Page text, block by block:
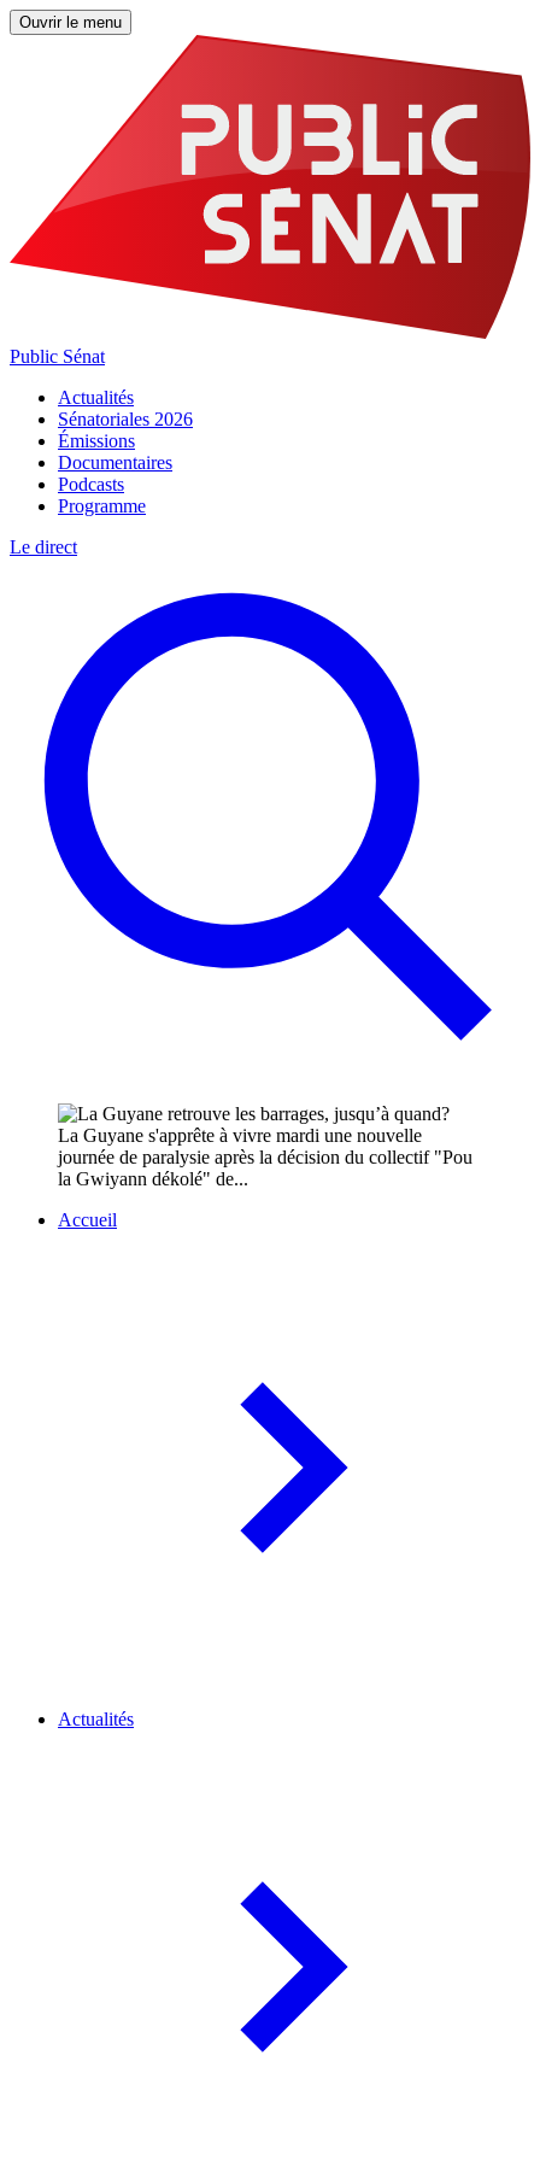
Ouvrir le menu
Public Sénat
Actualités
Sénatoriales 2026
Émissions
Documentaires
Podcasts
Programme
Le direct
La Guyane s'apprête à vivre mardi une nouvelle
journée de paralysie après la décision du collectif "Pou
la Gwiyann dékolé" de...
Accueil
Actualités